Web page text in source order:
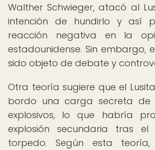
Walther Schwieger, atacó al
intención de hundirlo y así
reacción negativa en la
estadounidense. Sin embargo,
sido objeto de debate y
Otra teoría sugiere que el
bordo una carga secreta de
explosivos, lo que habría
explosión secundaria tras
torpedo. Según esta